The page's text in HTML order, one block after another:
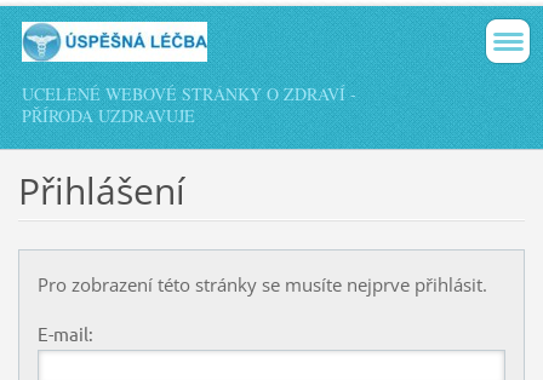
UCELENÉ WEBOVÉ STRÁNKY O ZDRAVÍ -
PŘÍRODA UZDRAVUJE
Přihlášení
Pro zobrazení této stránky se musíte nejprve přihlásit.
E-mail: